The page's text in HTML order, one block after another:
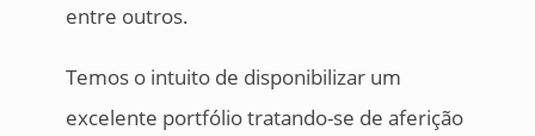
entre outros.
Temos o intuito de disponibilizar um
excelente portfólio tratando-se de aferição